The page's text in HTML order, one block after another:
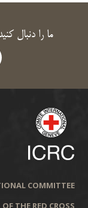
ما را دنبال
COMMITTEE
OF THE RED CROSS